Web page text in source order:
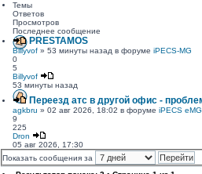
Темы
Ответов
Просмотров
Последнее сообщение
PRESTAMOS
Billyvof » 53 минуты назад в форуме iPECS-MG
0
5
Billyvof
53 минуты назад
Переезд атс в другой офис -
agkbru » 02 авг 2026, 18:02 в форуме iPECS
9
225
Dron
05 авг 2026, 17:30
Показать сообщения за